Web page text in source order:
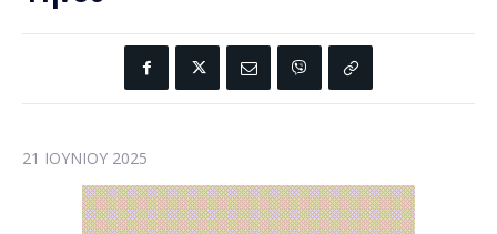
21 ΙΟΥΝΊΟΥ 2025